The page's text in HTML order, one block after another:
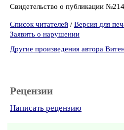
Свидетельство о публикации
Список читателей / Версия для
Заявить о нарушении
Другие произведения автора
Рецензии
Написать рецензию